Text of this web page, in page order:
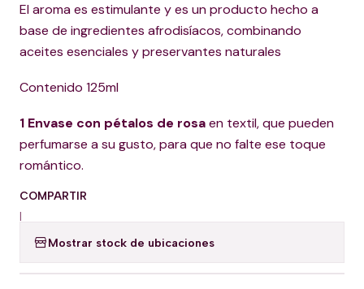
El aroma es estimulante y es un producto hecho a
base de ingredientes afrodisíacos, combinando
aceites esenciales y preservantes naturales
Contenido 125ml
1 Envase con pétalos de rosaen textil, que pueden
perfumarse a su gusto, para que no falte ese toque
romántico.
COMPARTIR
|
Mostrar stock de ubicaciones